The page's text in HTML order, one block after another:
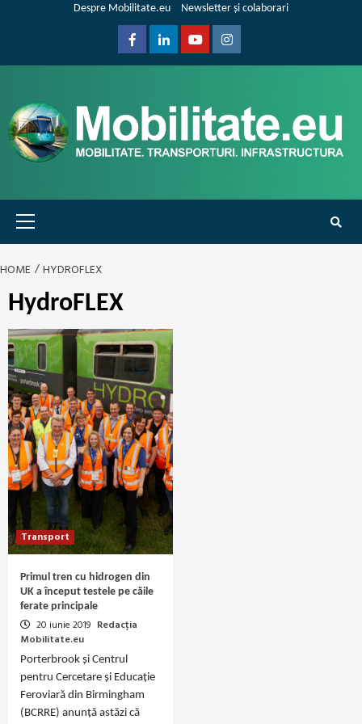
Despre Mobilitate.eu Newsletter și colaborari
FacebookLinkedinYoutubeInstagram
Primary
Menu
HOME HYDROFLEX
HydroFLEX
Transport
Primul tren cu hidrogen din
UK a început testele pe căile
ferate principale
20 iunie 2019 Redacția
Mobilitate.eu
Porterbrook și Centrul
pentru Cercetare și Educație
Feroviară din Birmingham
(BCRRE) anunță astăzi că